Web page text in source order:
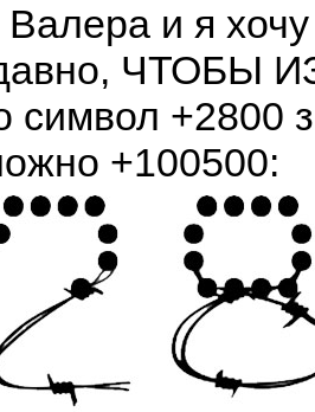
и я
давно,
символ +2800
+100500: